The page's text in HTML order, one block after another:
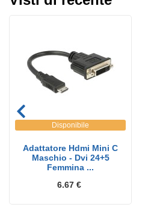
Disponibile
Adattatore Hdmi Mini C
Maschio - Dvi 24+5
Femmina ...
6.67 €